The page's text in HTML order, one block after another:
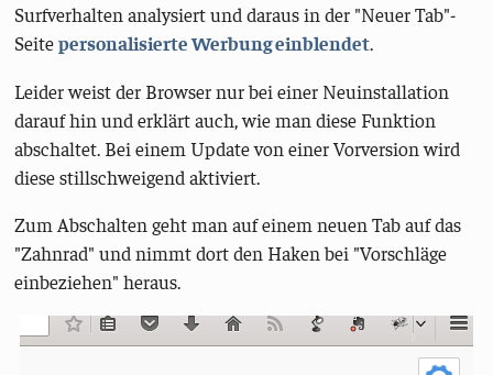
Surfverhalten analysiert und daraus in der "Neuer Tab"-
Seitepersonalisierte Werbung einblendet.
Leider weist der Browser nur bei einer Neuinstallation
darauf hin und erklärt auch, wie man diese Funktion
abschaltet. Bei einem Update von einer Vorversion wird
diese stillschweigend aktiviert.
Zum Abschalten geht man auf einem neuen Tab auf das
"Zahnrad" und nimmt dort den Haken bei "Vorschläge
einbeziehen" heraus.